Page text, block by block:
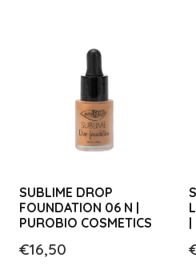
SUBLIME DROP
FOUNDATION 06 N |
PUROBIO COSMETICS
€16,50
|